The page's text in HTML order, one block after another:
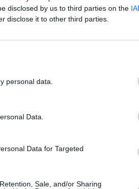
disclosed by us to third parties on the
disclose it to other third parties.
personal data.
Data.
Data for Targeted
Sale, and/or Sharing
Reklama
12:00 Reklama
19:00
21:00Reklama